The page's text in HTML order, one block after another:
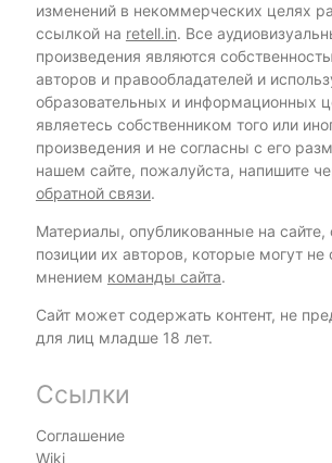
изменений в некоммерческих целях
ссылкой на retell.in. Все
произведения являются
авторов и правообладателей и
образовательных и информационных
являетесь собственником того или
произведения и не согласны с его
нашем сайте, пожалуйста, напишите
обратной связи.
Материалы, опубликованные на
позиции их авторов, которые могут не
мнением команды сайта.
Сайт может содержать контент, не
для лиц младше 18 лет.
Ссылки
Соглашение
Wiki